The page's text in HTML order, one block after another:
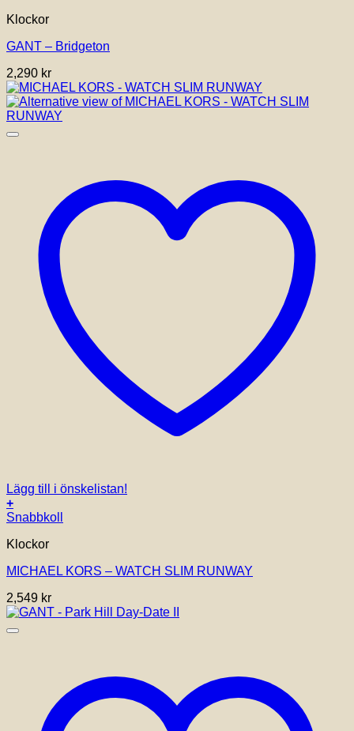
Klockor
GANT – Bridgeton
2,290 kr
Lägg till i önskelistan!
+
Snabbkoll
Klockor
MICHAEL KORS – WATCH SLIM RUNWAY
2,549 kr